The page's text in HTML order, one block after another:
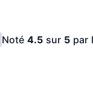
Noté 4.5 sur 5 par